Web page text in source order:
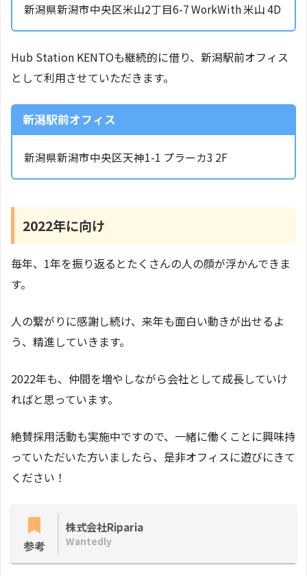
新潟県新潟市中央区米山2丁目6-7 WorkWith 米山 4D
Hub Station KENTOも継続的に借り、新潟駅前オフィス
として利用させていただきます。
新潟駅前オフィス
新潟県新潟市中央区天神1-1 プラーカ3 2F
2022年に向け
毎年、1年を振り返るとたくさんの人の顔が浮かんできま
す。
人の繋がりに感謝し続け、来年も面白い動きが出せるよ
う、精進していきます。
2022年も、仲間を増やしながら会社として成長していけ
ればと思っています。
絶賛採用活動も実施中ですので、一緒に働くことに興味持
っていただいた方いましたら、是非オフィスに遊びにきて
ください！
参考
株式会社Riparia
Wantedly